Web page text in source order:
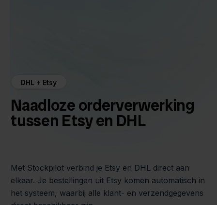
DHL + Etsy
Naadloze orderverwerking
tussen Etsy en DHL
Met Stockpilot verbind je Etsy en DHL direct aan
elkaar. Je bestellingen uit Etsy komen automatisch in
het systeem, waarbij alle klant- en verzendgegevens